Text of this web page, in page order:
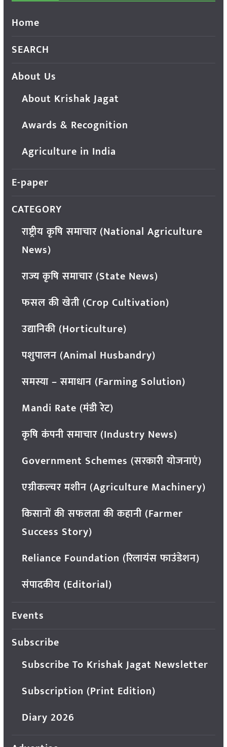
Home
SEARCH
About Us
About Krishak Jagat
Awards & Recognition
Agriculture in India
E-paper
CATEGORY
राष्ट्रीय कृषि समाचार (National Agriculture
News)
राज्य कृषि समाचार (State News)
फसल की खेती (Crop Cultivation)
उद्यानिकी (Horticulture)
पशुपालन (Animal Husbandry)
समस्या – समाधान (Farming Solution)
Mandi Rate (मंडी रेट)
कृषि कंपनी समाचार (Industry News)
Government Schemes (सरकारी योजनाएं)
एग्रीकल्चर मशीन (Agriculture Machinery)
किसानों की सफलता की कहानी (Farmer
Success Story)
Reliance Foundation (रिलायंस फाउंडेशन)
संपादकीय (Editorial)
Events
Subscribe
Subscribe To Krishak Jagat Newsletter
Subscription (Print Edition)
Diary 2026